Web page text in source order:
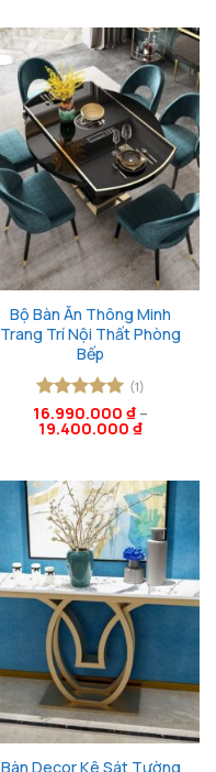
Bộ Bàn Ăn Thông Minh
Trang Trí Nội Thất Phòng
Bếp
Được xếp
hạng55
(1)
16.990.000 ₫ –
19.400.000 ₫
Bàn Decor Kê Sát Tường